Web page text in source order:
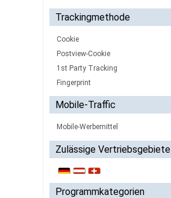
Trackingmethode
Cookie
Postview-Cookie
1st Party Tracking
Fingerprint
Mobile-Traffic
Mobile-Werbemittel
Zulässige Vertriebsgebiete
Programmkategorien